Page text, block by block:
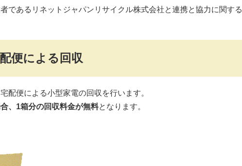
であるリネットジャパンリサイクル株式会社と連携と協力に関する
便による回収
配便による小型家電の回収を行います。
、1箱分の回収料金が無料となります。